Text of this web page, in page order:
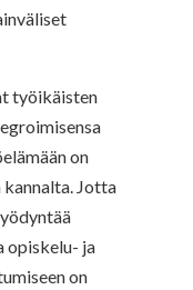
työikäisten
on
Jotta
opiskelu- ja
on